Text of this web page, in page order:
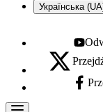
Українська
X - otwiera się